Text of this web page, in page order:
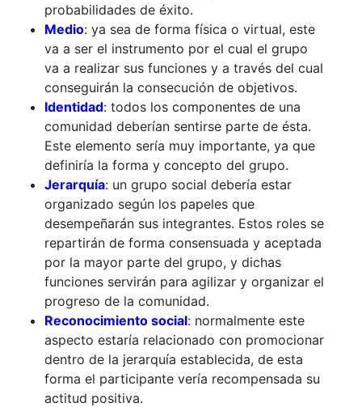
probabilidades de éxito.
Medio: ya sea de forma física o virtual, este
va a ser el instrumento por el cual el grupo
va a realizar sus funciones y a través del cual
conseguirán la consecución de objetivos.
Identidad: todos los componentes de una
comunidad deberían sentirse parte de ésta.
Este elemento sería muy importante, ya que
definiría la forma y concepto del grupo.
Jerarquía: un grupo social debería estar
organizado según los papeles que
desempeñarán sus integrantes. Estos roles se
repartirán de forma consensuada y aceptada
por la mayor parte del grupo, y dichas
funciones servirán para agilizar y organizar el
progreso de la comunidad.
Reconocimiento social: normalmente este
aspecto estaría relacionado con promocionar
dentro de la jerarquía establecida, de esta
forma el participante vería recompensada su
actitud positiva.